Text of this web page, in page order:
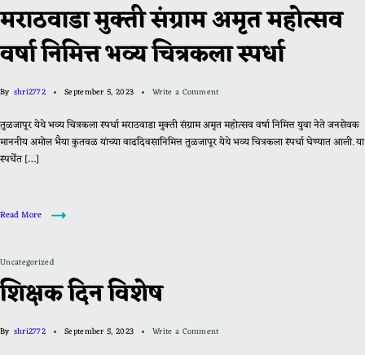
मराठवाडा मुक्ती संग्राम अमृत महोत्सव
वर्षा निमित्त भव्य चित्रकला स्पर्धा
By shri2772 September 5, 2023 Write a Comment
तुळजापूर येथे भव्य चित्रकला स्पर्धा मराठवाडा मुक्ती संग्राम अमृत महोत्सव वर्षा निमित्त युवा नेते जनसेवक
माननीय अमोल भैया कुतवळ यांच्या वाढदिवसानिमित्त तुळजापूर येथे भव्य चित्रकला स्पर्धा घेण्यात आली. या
स्पर्धेत […]
Read More
Uncategorized
शिक्षक दिन विशेष
By shri2772 September 5, 2023 Write a Comment